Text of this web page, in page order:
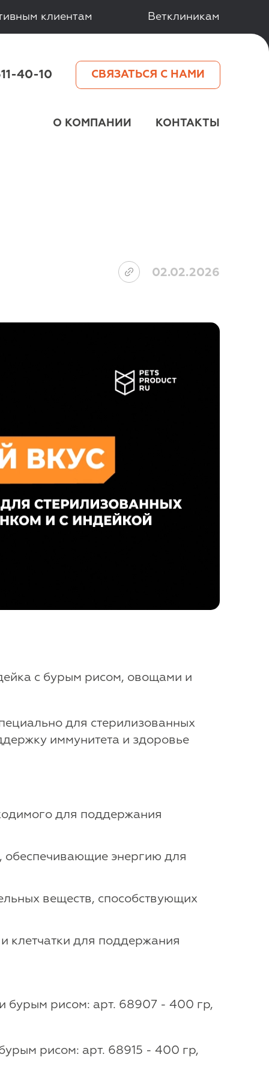
клиентам Ветклиникам
40-10 СВЯЗАТЬСЯ С НАМИ
О КОМПАНИИ КОНТАКТЫ
02.02.2026
с бурым рисом, овощами и
для стерилизованных
иммунитета и здоровье
для поддержания
обеспечивающие энергию для
веществ, способствующих
клетчатки для поддержания
бурым рисом: арт. 68907 - 400 гр,
рисом: арт. 68915 - 400 гр,